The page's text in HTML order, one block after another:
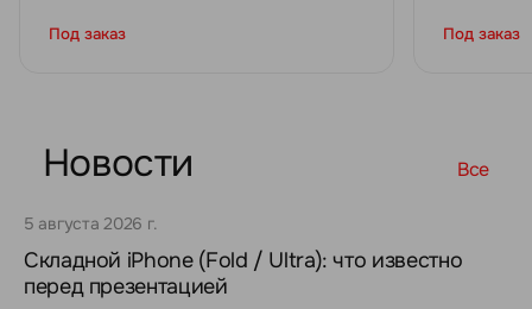
Под заказ Под заказ
Новости Все
5 августа 2026 г.
Складной iPhone (Fold / Ultra): что известно
перед презентацией